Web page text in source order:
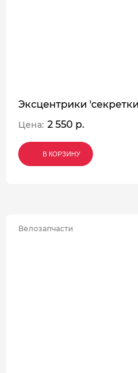
Эксцентрики
Цена: 2 550 р.
В КОРЗИНУ
В КОРЗИНУ
В КОРЗИНУ
Велозапчасти